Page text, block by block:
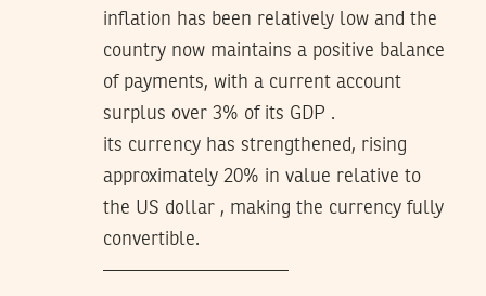
inflation has been relatively low and the
country now maintains a positive balance
of payments, with a current account
surplus over 3% of its GDP .
its currency has strengthened, rising
approximately 20% in value relative to
the US dollar , making the currency fully
convertible.
—————————–